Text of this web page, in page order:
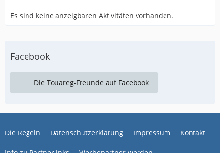
Es sind keine anzeigbaren Aktivitäten vorhanden.
Facebook
Die Touareg-Freunde auf Facebook
Die Regeln Datenschutzerklärung Impressum Kontakt